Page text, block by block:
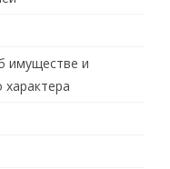
имуществе и